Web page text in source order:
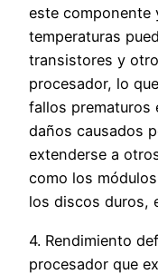
este componente
temperaturas
transistores y
procesador, lo
fallos prematuros
daños causados
extenderse a
como los
los discos duros,
4. Rendimiento
procesador que